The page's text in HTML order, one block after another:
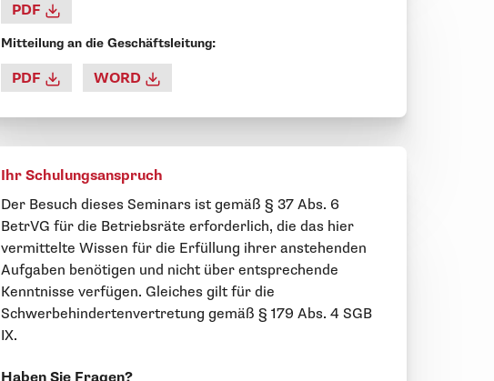
PDF
Mitteilung an die Geschäftsleitung:
PDF WORD
Ihr Schulungsanspruch
Der Besuch dieses Seminars ist gemäß § 37 Abs. 6
BetrVG für die Betriebsräte erforderlich, die das hier
vermittelte Wissen für die Erfüllung ihrer anstehenden
Aufgaben benötigen und nicht über entsprechende
Kenntnisse verfügen. Gleiches gilt für die
Schwerbehindertenvertretung gemäß § 179 Abs. 4 SGB
IX.
Haben Sie Fragen?